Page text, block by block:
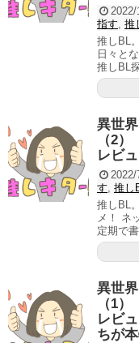
指す 推
推しBL
日々と
推しBL
異世
（2
レビ
2022/
す 推し
推しBL
メ！ ネ
定期で
異世
（1
レビ
ちが